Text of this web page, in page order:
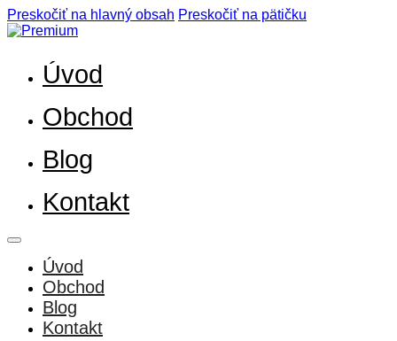
Preskočiť na hlavný obsah Preskočiť na pätičku
Úvod
Obchod
Blog
Kontakt
Úvod
Obchod
Blog
Kontakt